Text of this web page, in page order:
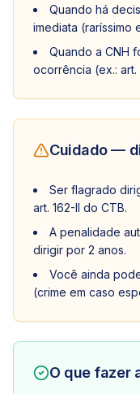
Quando há
imediata (raríssimo
Quando a CNH
ocorrência (ex.: art.
Cuidado —
Ser flagrado
art. 162-II do CTB.
A penalidade
dirigir por 2 anos.
Você ainda
(crime em caso
O que fazer